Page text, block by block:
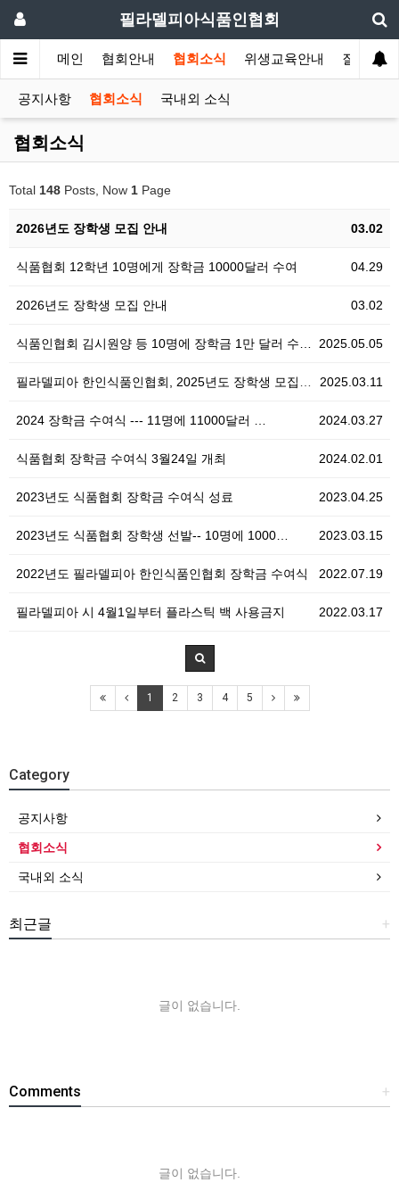
필라델피아식품인협회
메인 협회안내 협회소식 위생교육안내 질의답변
공지사항 협회소식 국내외 소식
협회소식
Total 148 Posts, Now 1 Page
03.02
2026년도 장학생 모집 안내
04.29
식품협회 12학년 10명에게 장학금 10000달러 수여
03.02
2026년도 장학생 모집 안내
2025.05.05
식품인협회 김시원양 등 10명에 장학금 1만 달러 수…
2025.03.11
필라델피아 한인식품인협회, 2025년도 장학생 모집 안…
2024.03.27
2024 장학금 수여식 --- 11명에 11000달러 …
2024.02.01
식품협회 장학금 수여식 3월24일 개최
2023.04.25
2023년도 식품협회 장학금 수여식 성료
2023.03.15
2023년도 식품협회 장학생 선발-- 10명에 1000…
2022.07.19
2022년도 필라델피아 한인식품인협회 장학금 수여식
2022.03.17
필라델피아 시 4월1일부터 플라스틱 백 사용금지
1 2 3 4 5
Category
공지사항
협회소식
국내외 소식
+
최근글
글이 없습니다.
+
Comments
글이 없습니다.